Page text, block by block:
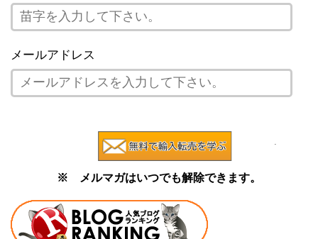
メールアドレス
※ メルマガはいつでも解除できます。